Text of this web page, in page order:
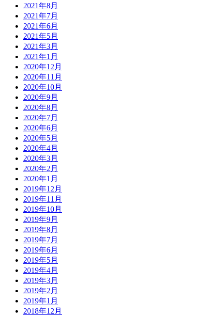
2021年8月
2021年7月
2021年6月
2021年5月
2021年3月
2021年1月
2020年12月
2020年11月
2020年10月
2020年9月
2020年8月
2020年7月
2020年6月
2020年5月
2020年4月
2020年3月
2020年2月
2020年1月
2019年12月
2019年11月
2019年10月
2019年9月
2019年8月
2019年7月
2019年6月
2019年5月
2019年4月
2019年3月
2019年2月
2019年1月
2018年12月